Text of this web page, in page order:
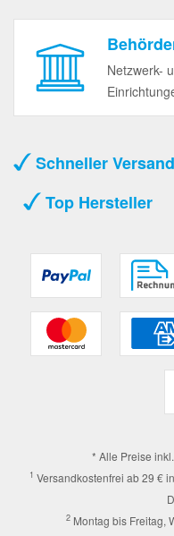
Netzwerk-
Schneller Versand
Top Hersteller
* Alle Preise
1 Versandkostenfrei ab 29 €
2Montag bis Freitag,